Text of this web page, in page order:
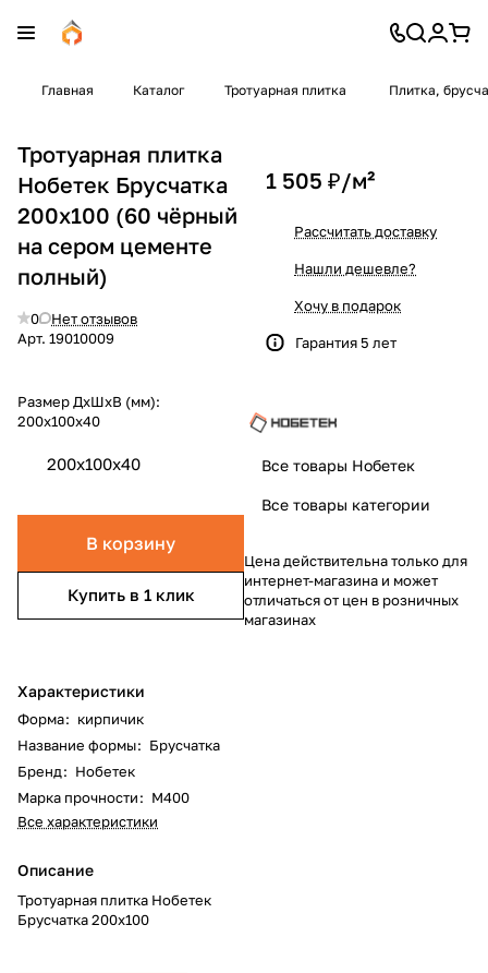
Главная Каталог Тротуарная плитка Плитка,
Тротуарная плитка
Нобетек Брусчатка
200х100 (60 чёрный
на сером цементе
полный)
0
Нет отзывов
Арт. 19010009
Размер ДхШхВ (мм):
200х100х40
200х100х40
В корзину
Купить в 1 клик
Характеристики
Форма: кирпичик
Название формы: Брусчатка
Бренд: Нобетек
Марка прочности: М400
Все характеристики
Описание
Тротуарная плитка Нобетек
Брусчатка 200х100
1 505 ₽/м²
Рассчитать доставку
Нашли дешевле?
Хочу в подарок
Гарантия 5 лет
Все товары Нобетек
Все товары категории
Цена действительна только для
интернет-магазина и может
отличаться от цен в розничных
магазинах